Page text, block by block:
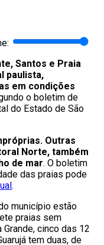
Santos e Praia
paulista,
em condições
o boletim de
do Estado de São
Outras
Norte, também
de mar. O boletim
das praias pode
.
município estão
praias sem
cinco das 12
tem duas, de